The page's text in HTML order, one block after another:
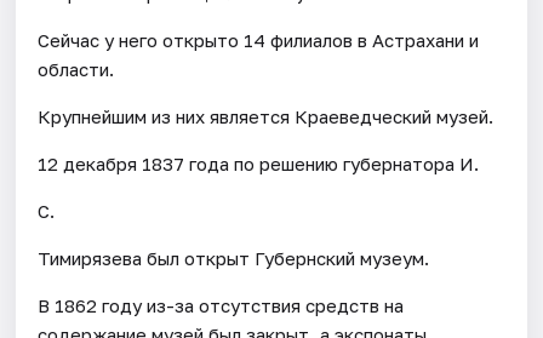
Сейчас у него открыто 14 филиалов в Астрахани и
области.
Крупнейшим из них является Краеведческий музей.
12 декабря 1837 года по решению губернатора И.
С.
Тимирязева был открыт Губернский музеум.
В 1862 году из-за отсутствия средств на